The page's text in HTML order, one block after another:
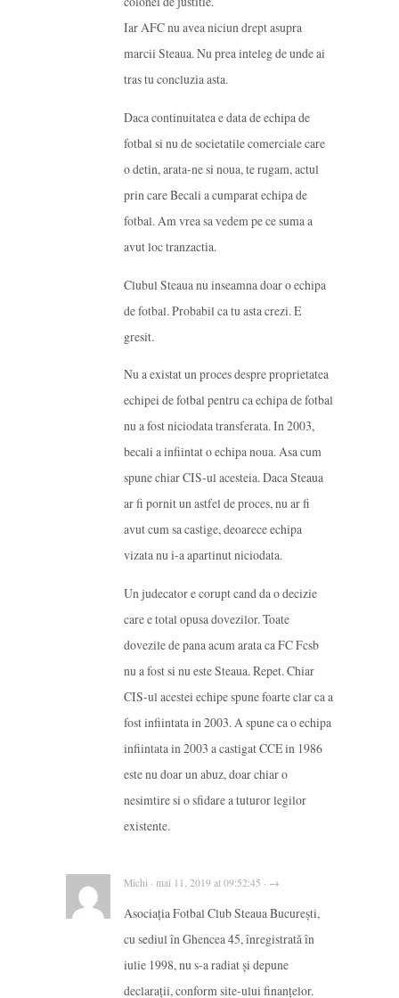
Iar AFC nu avea niciun drept asupra
marcii Steaua. Nu prea inteleg de unde ai
tras tu concluzia asta.
Daca continuitatea e data de echipa de
fotbal si nu de societatile comerciale care
o detin, arata-ne si noua, te rugam, actul
prin care Becali a cumparat echipa de
fotbal. Am vrea sa vedem pe ce suma a
avut loc tranzactia.
Clubul Steaua nu inseamna doar o echipa
de fotbal. Probabil ca tu asta crezi. E
gresit.
Nu a existat un proces despre proprietatea
echipei de fotbal pentru ca echipa de fotbal
nu a fost niciodata transferata. In 2003,
becali a infiintat o echipa noua. Asa cum
spune chiar CIS-ul acesteia. Daca Steaua
ar fi pornit un astfel de proces, nu ar fi
avut cum sa castige, deoarece echipa
vizata nu i-a apartinut niciodata.
Un judecator e corupt cand da o decizie
care e total opusa dovezilor. Toate
dovezile de pana acum arata ca FC Fcsb
nu a fost si nu este Steaua. Repet. Chiar
CIS-ul acestei echipe spune foarte clar ca a
fost infiintata in 2003. A spune ca o echipa
infiintata in 2003 a castigat CCE in 1986
este nu doar un abuz, doar chiar o
nesimtire si o sfidare a tuturor legilor
existente.
Michi · mai 11, 2019 at 09:52:45 · →
Asociația Fotbal Club Steaua București,
cu sediul în Ghencea 45, înregistrată în
iulie 1998, nu s-a radiat și depune
declarații, conform site-ului finanțelor.